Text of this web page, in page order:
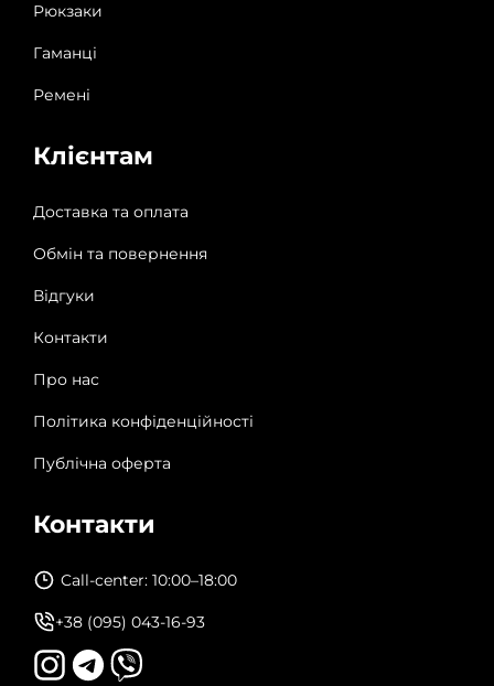
Рюкзаки
Гаманці
Ремені
Клієнтам
Доставка та оплата
Обмін та повернення
Відгуки
Контакти
Про нас
Політика конфіденційності
Публічна оферта
Контакти
Call-center: 10:00–18:00
+38 (095) 043-16-93